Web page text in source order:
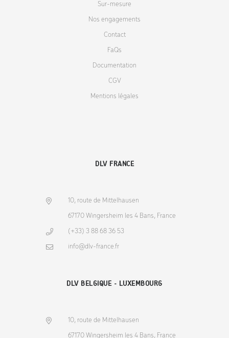
Sur-mesure
Nos engagements
Contact
FaQs
Documentation
CGV
Mentions légales
DLV FRANCE
10, route de Mittelhausen
67170 Wingersheim les 4 Bans, France
(+33) 3 88 68 36 53
info@dlv-france.fr
DLV BELGIQUE - LUXEMBOURG
10, route de Mittelhausen
67170 Wingersheim les 4 Bans, France